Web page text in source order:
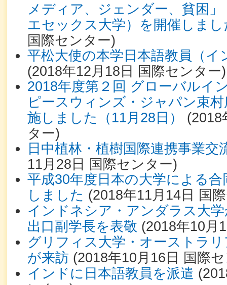
メディア、ジェンダー、貧困
エセックス大学）を開催しまし
国際センター)
平松大使の本学日本語教員（イ
(2018年12月18日 国際センター)
2018年度第２回 グローバルイ
ピースウィンズ・ジャパン束
施しました（11月28日）
(2018
ター)
日中植林・植樹国際連携事業交
11月28日 国際センター)
平成30年度日本の大学による
しました (2018年11月14日 国
インドネシア・アンダラス大
出口副学長を表敬 (2018年10月
グリフィス大学・オーストラ
が来訪 (2018年10月16日 国際
インドに日本語教員を派遣 (